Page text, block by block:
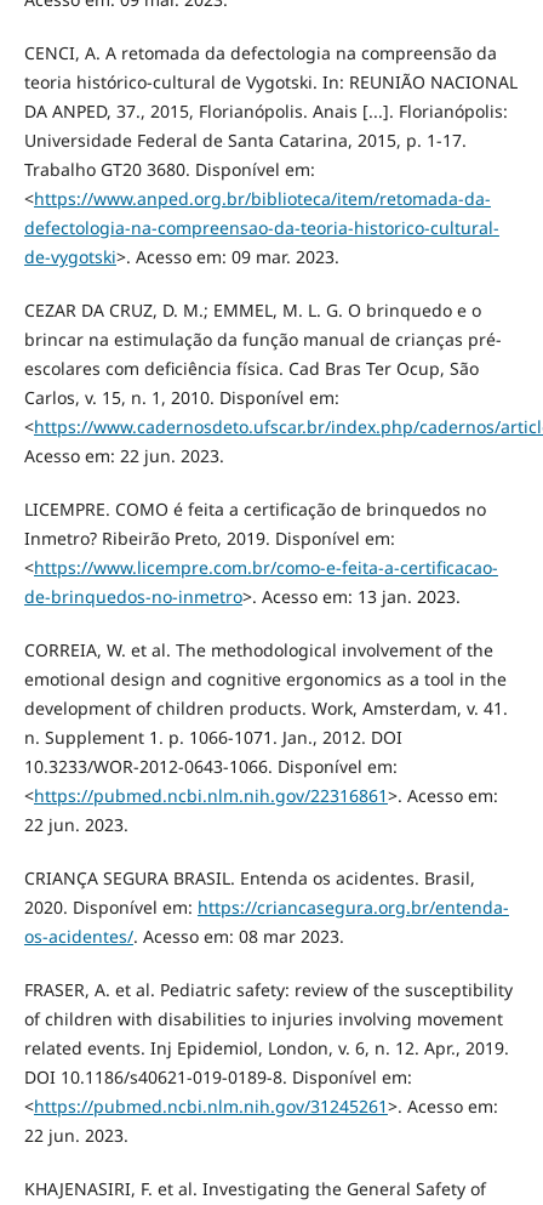
CENCI, A. A retomada da defectologia na compreensão da
teoria histórico-cultural de Vygotski. In: REUNIÃO NACIONAL
DA ANPED, 37., 2015, Florianópolis. Anais [...]. Florianópolis:
Universidade Federal de Santa Catarina, 2015, p. 1-17.
Trabalho GT20 3680. Disponível em:
<https://www.anped.org.br/biblioteca/item/retomada-da-
defectologia-na-compreensao-da-teoria-historico-cultural-
de-vygotski>. Acesso em: 09 mar. 2023.
CEZAR DA CRUZ, D. M.; EMMEL, M. L. G. O brinquedo e o
brincar na estimulação da função manual de crianças pré-
escolares com deficiência física. Cad Bras Ter Ocup, São
Carlos, v. 15, n. 1, 2010. Disponível em:
<https://www.cadernosdeto.ufscar.br/index.php/cadernos/
Acesso em: 22 jun. 2023.
LICEMPRE. COMO é feita a certificação de brinquedos no
Inmetro? Ribeirão Preto, 2019. Disponível em:
<https://www.licempre.com.br/como-e-feita-a-certificacao-
de-brinquedos-no-inmetro>. Acesso em: 13 jan. 2023.
CORREIA, W. et al. The methodological involvement of the
emotional design and cognitive ergonomics as a tool in the
development of children products. Work, Amsterdam, v. 41.
n. Supplement 1. p. 1066-1071. Jan., 2012. DOI
10.3233/WOR-2012-0643-1066. Disponível em:
<https://pubmed.ncbi.nlm.nih.gov/22316861>. Acesso em:
22 jun. 2023.
CRIANÇA SEGURA BRASIL. Entenda os acidentes. Brasil,
2020. Disponível em: https://criancasegura.org.br/entenda-
os-acidentes/. Acesso em: 08 mar 2023.
FRASER, A. et al. Pediatric safety: review of the susceptibility
of children with disabilities to injuries involving movement
related events. Inj Epidemiol, London, v. 6, n. 12. Apr., 2019.
DOI 10.1186/s40621-019-0189-8. Disponível em:
<https://pubmed.ncbi.nlm.nih.gov/31245261>. Acesso em:
22 jun. 2023.
KHAJENASIRI, F. et al. Investigating the General Safety of